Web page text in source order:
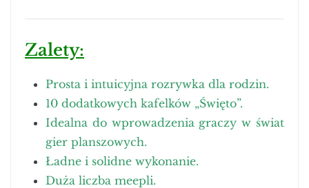
Zalety:
Prosta i intuicyjna rozrywka dla rodzin.
10 dodatkowych kafelków „Święto”.
Idealna do wprowadzenia graczy w świat
gier planszowych.
Ładne i solidne wykonanie.
Duża liczba meepli.